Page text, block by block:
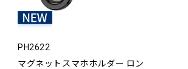
PH2622
マグネットスマホホルダー ロン